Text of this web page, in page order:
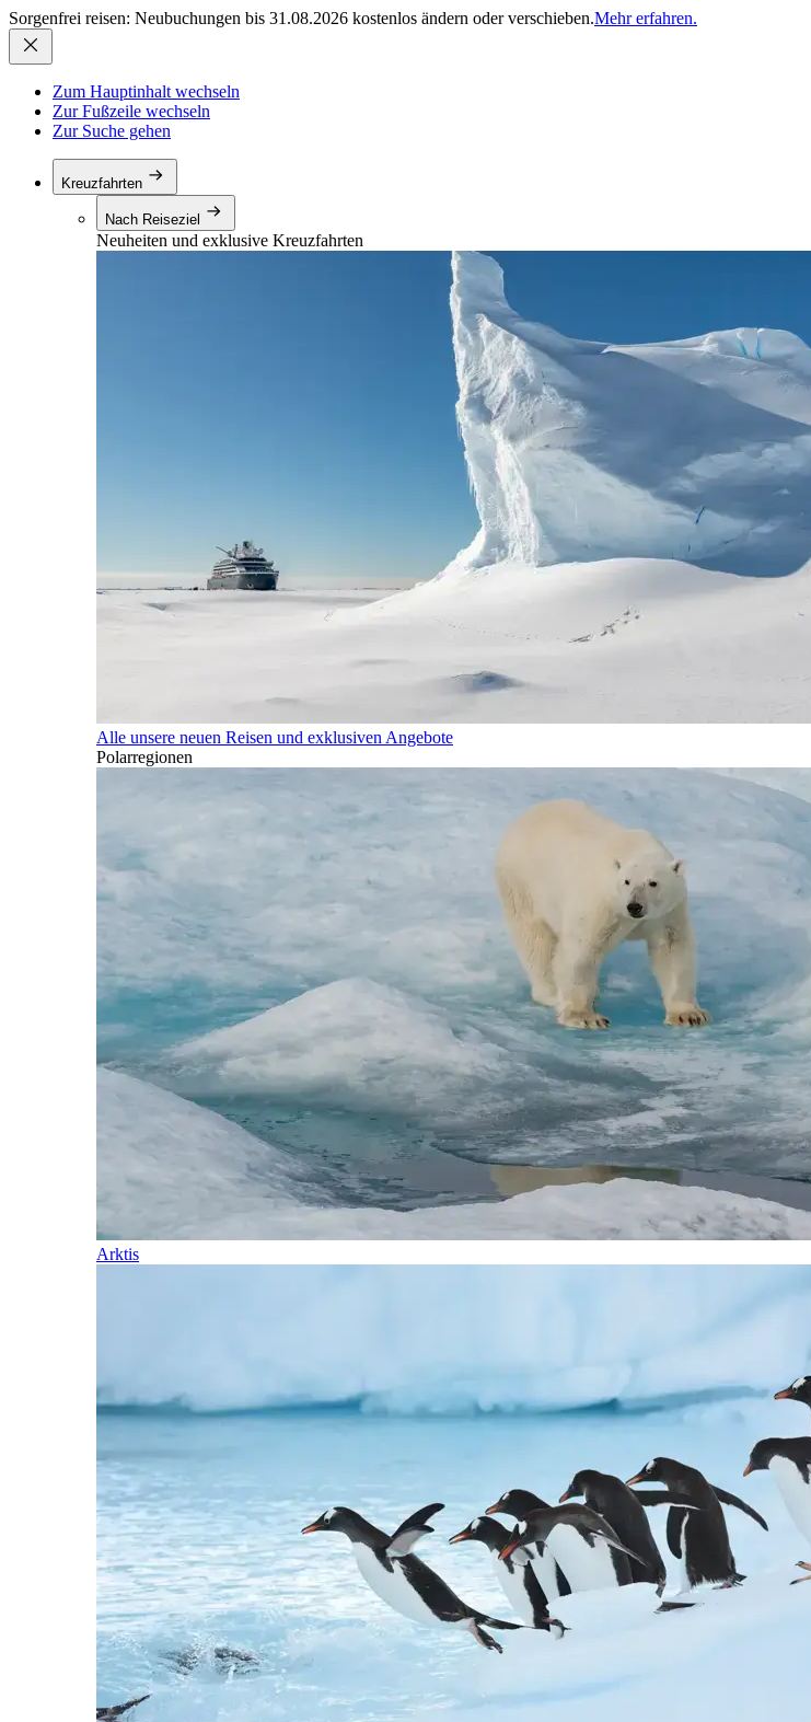
Sorgenfrei reisen: Neubuchungen bis 31.08.2026 kostenlos ändern oder verschieben.Mehr erfahren.
Zum Hauptinhalt wechseln
Zur Fußzeile wechseln
Zur Suche gehen
Kreuzfahrten
Nach Reiseziel
Neuheiten und exklusive Kreuzfahrten
Alle unsere neuen Reisen und exklusiven Angebote
Polarregionen
Arktis